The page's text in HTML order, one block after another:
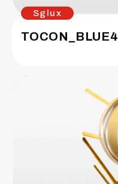
Sglux
TOCON_BLUE4